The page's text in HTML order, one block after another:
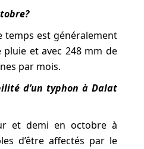
temps est généralement
et avec 248 mm de
par mois.
d’un typhon à Dalat
et demi en octobre à
d’être affectés par le